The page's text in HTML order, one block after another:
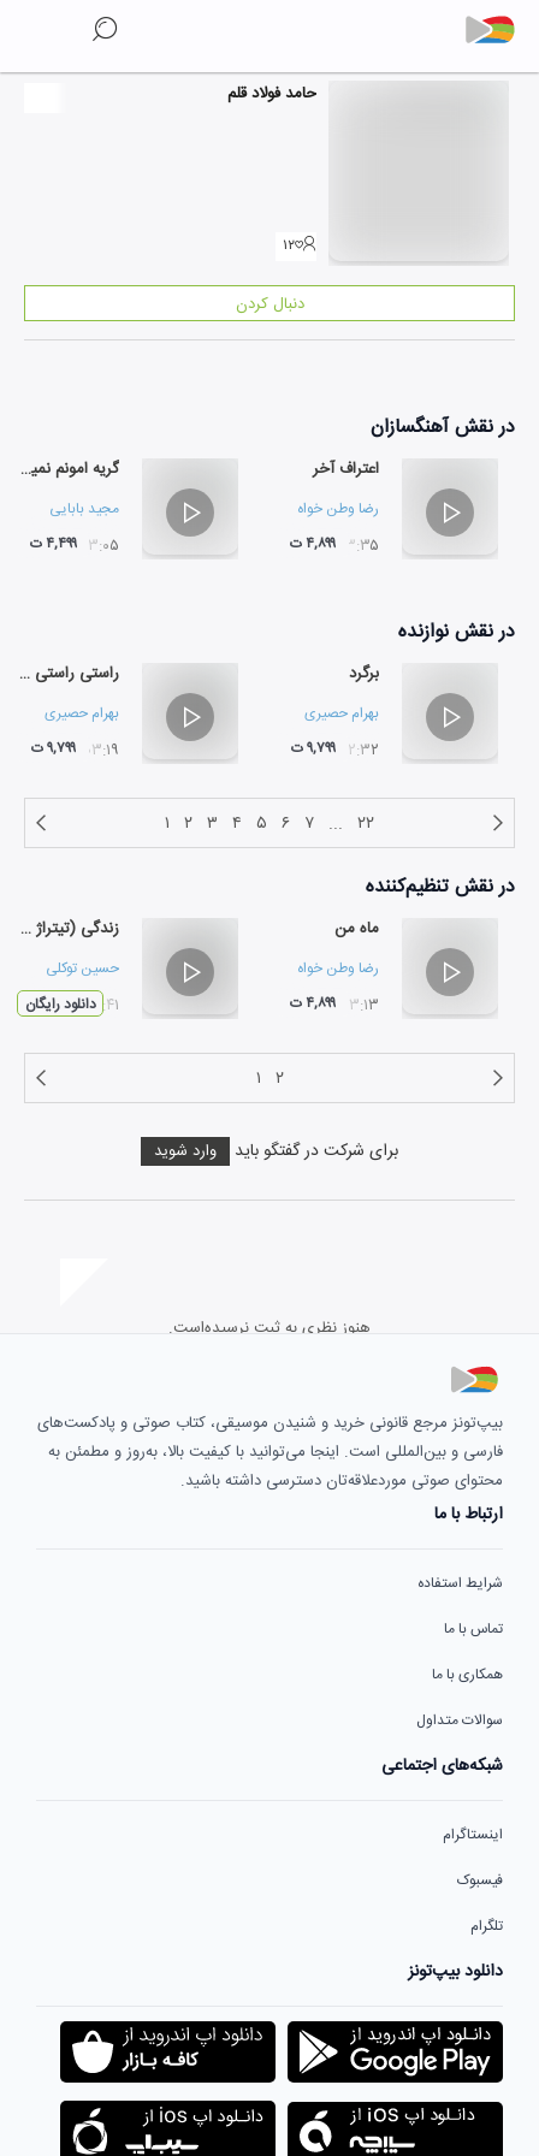
حامد فولاد قلم
۱۲
دنبال کردن
در نقشآهنگسازان
اعتراف آخر
رضا وطن خواه
۰۳:۳۵ ۴,۸۹۹ ت
گریه امونم نمیده
مجید بابایی
۰۳:۰۵ ۴,۴۹۹ ت
در نقشنوازنده
برگرد
بهرام حصیری
۰۲:۳۲ ۹,۷۹۹ ت
راستی راستی حق من نیست
بهرام حصیری
۰۳:۱۹ ۹,۷۹۹ ت
۱ ۲ ۳ ۴ ۵ ۶ ۷ ... ۲۲
در نقشتنظیم‌کننده
ماه من
رضا وطن خواه
۰۳:۱۳ ۴,۸۹۹ ت
زندگی (تیتراژ برنامه یک فنجان چای)
حسین توکلی
۰۲:۴۱دانلود رایگان
۱ ۲
برای شرکت در گفتگو باید وارد شوید
هنوز نظری به ثبت نرسیده‌است.
بیپ‌تونز مرجع قانونی خرید و شنیدن موسیقی، کتاب صوتی و پادکست‌های
فارسی و بین‌المللی است. اینجا می‌توانید با کیفیت بالا، به‌روز و مطمئن به
محتوای صوتی موردعلاقه‌تان دسترسی داشته باشید.
ارتباط با ما
شرایط استفاده
تماس با ما
همکاری با ما
سوالات متداول
شبکه‌های اجتماعی
اینستاگرام
فیسبوک
تلگرام
دانلود بیپ‌تونز